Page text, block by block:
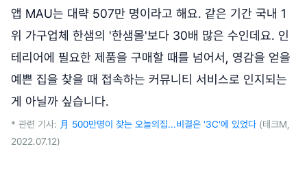
앱 MAU는 대략 507만 명이라고 해요. 같은 기간 국내 1
위 가구업체 한샘의 '한샘몰'보다 30배 많은 수인데요. 인
테리어에 필요한 제품을 구매할 때를 넘어서, 영감을 얻을
예쁜 집을 찾을 때 접속하는 커뮤니티 서비스로 인지되는
게 아닐까 싶습니다.
* 관련 기사: 月 500만명이 찾는 오늘의집...비결은 '3C'에 있었다 (테크M,
2022.07.12)